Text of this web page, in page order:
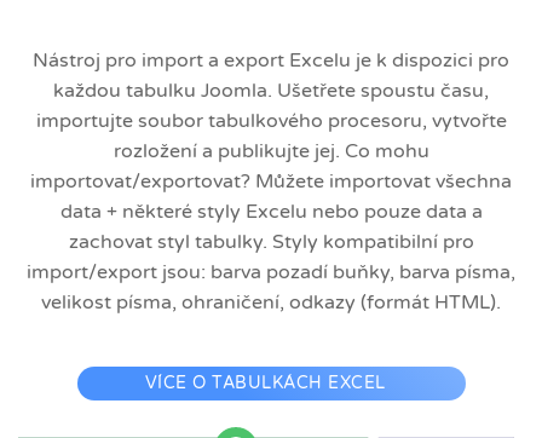
Nástroj pro import a export Excelu je k dispozici pro
každou tabulku Joomla. Ušetřete spoustu času,
importujte soubor tabulkového procesoru, vytvořte
rozložení a publikujte jej. Co mohu
importovat/exportovat? Můžete importovat všechna
data + některé styly Excelu nebo pouze data a
zachovat styl tabulky. Styly kompatibilní pro
import/export jsou: barva pozadí buňky, barva písma,
velikost písma, ohraničení, odkazy (formát HTML).
VÍCE O TABULKÁCH EXCEL